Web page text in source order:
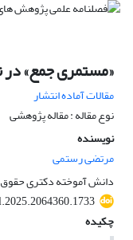
«مستمری جمع» در
مقالات آماده انتشار
نوع مقاله : مقاله پژوهشی
نویسنده
مرتضی رستمی
دانش آموخته دکتری حقوق
چکیده